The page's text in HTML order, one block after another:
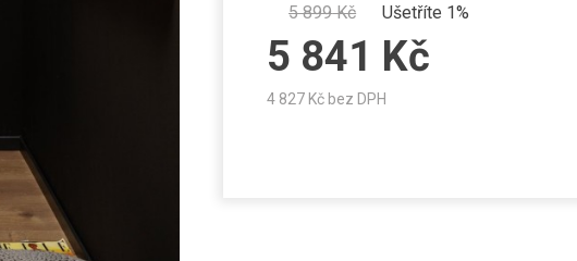
5 899Kč Ušetříte 1%
5 841 Kč
4 827 Kč bez DPH